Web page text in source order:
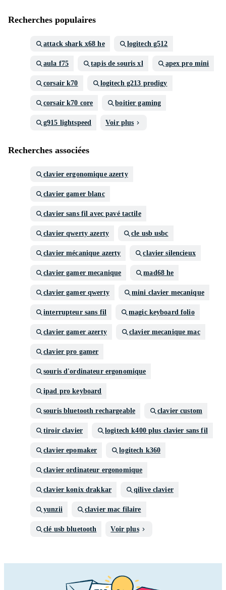
Recherches populaires
attack shark x68 he logitech g512
aula f75 tapis de souris xl apex pro mini
corsair k70 logitech g213 prodigy
corsair k70 core boitier gaming
g915 lightspeed Voir plus
Recherches associées
clavier ergonomique azerty
clavier gamer blanc
clavier sans fil avec pavé tactile
clavier qwerty azerty cle usb usbc
clavier mécanique azerty clavier silencieux
clavier gamer mecanique mad68 he
clavier gamer qwerty mini clavier mecanique
interrupteur sans fil magic keyboard folio
clavier gamer azerty clavier mecanique mac
clavier pro gamer
souris d'ordinateur ergonomique
ipad pro keyboard
souris bluetooth rechargeable clavier custom
tiroir clavier logitech k400 plus clavier sans fil
clavier epomaker logitech k360
clavier ordinateur ergonomique
clavier konix drakkar qilive clavier
yunzii clavier mac filaire
clé usb bluetooth Voir plus